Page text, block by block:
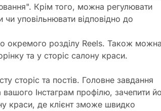
Крім того, можна регулювати
уповільнювати відповідно до
окремого розділу Reels. Також
та у сторіс салону краси.
сторіс та постів. Головне завдання
вашого Інстаграм профілю, зачепити
краси, де клієнт зможе швидко